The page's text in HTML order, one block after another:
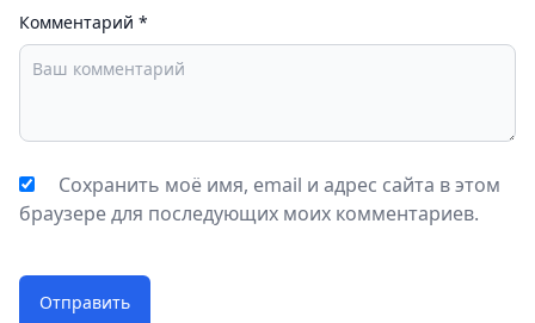
Комментарий *
Сохранить моё имя, email и адрес сайта в этом
браузере для последующих моих комментариев.
Отправить